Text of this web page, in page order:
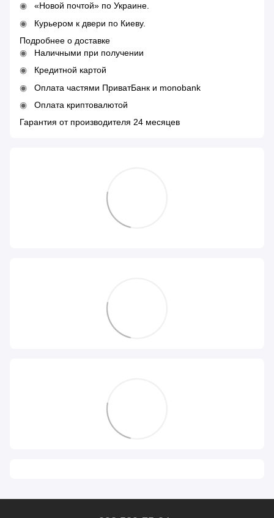
«Новой почтой» по Украине.
Курьером к двери по Киеву.
Подробнее о доставке
Наличными при получении
Кредитной картой
Оплата частями ПриватБанк и monobank
Оплата криптовалютой
Гарантия от производителя 24 месяцев